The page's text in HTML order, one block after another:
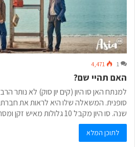
1
4,471
האם תהיי שם?
למנתח האן סו היון (קים יון סוק) לא נותר
שנה. סו היון מקבל 10 גלולות מאיש זקן ומסתורי, המאפשרות…
לתוכן המלא